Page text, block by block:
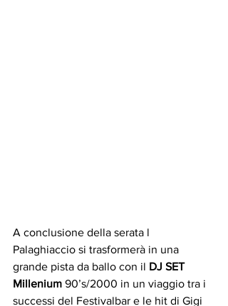
A conclusione della serata l
Palaghiaccio si trasformerà in una
grande pista da ballo con il DJ SET
Millenium 90’s/2000 in un viaggio tra i
successi del Festivalbar e le hit di Gigi